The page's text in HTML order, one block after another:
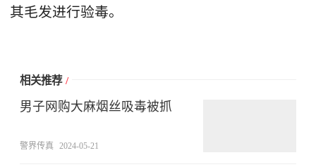
其毛发进行验毒。
相关推荐 /
男子网购大麻烟丝吸毒被抓
警界传真 2024-05-21